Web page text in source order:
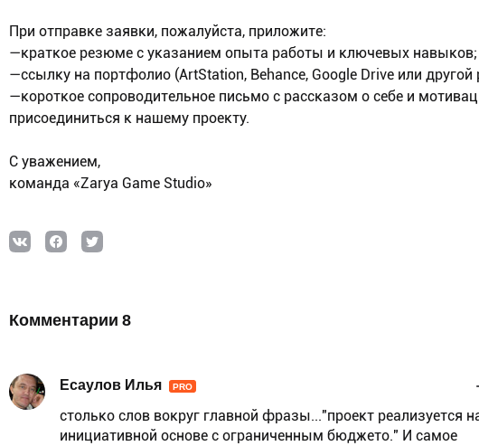
При отправке заявки, пожалуйста, приложите:
—краткое резюме с указанием опыта работы и ключевых навыков;
—ссылку на портфолио (ArtStation, Behance, Google Drive или другой
—короткое сопроводительное письмо с рассказом о себе и
присоединиться к нашему проекту.
С уважением,
команда «Zarya Game Studio»
Комментарии 8
Есаулов Илья PRO
столько слов вокруг главной фразы..."проект реализуется
инициативной основе с ограниченным бюджето." И самое